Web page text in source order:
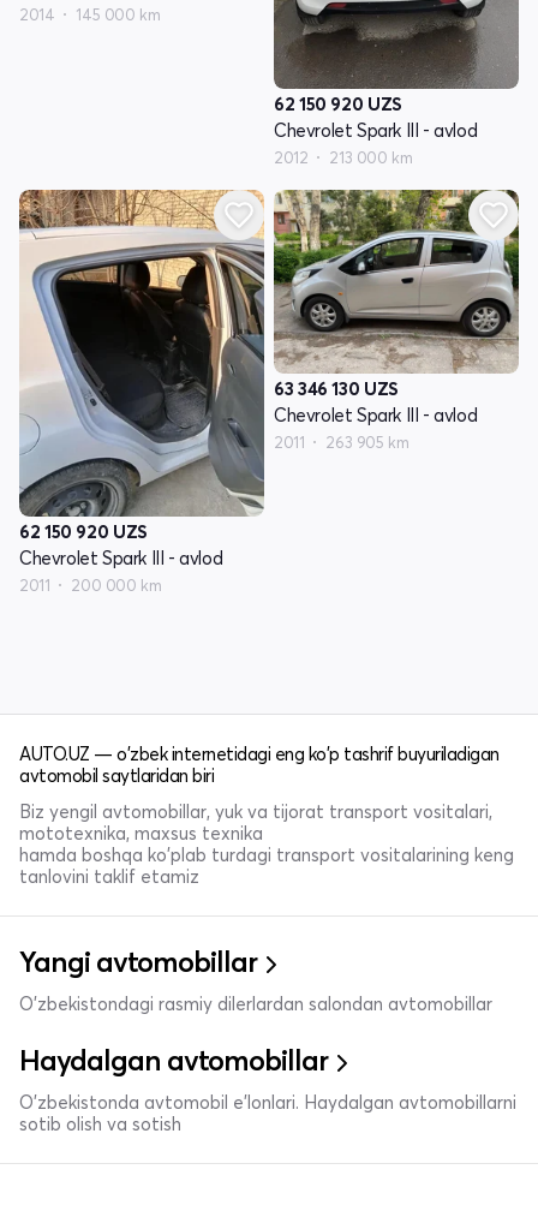
2014 145 000 km
62 150 920 UZS
Chevrolet Spark III - avlod
2012 213 000 km
62 150 920 UZS
Chevrolet Spark III - avlod
2011 200 000 km
63 346 130 UZS
Chevrolet Spark III - avlod
2011 263 905 km
AUTO.UZ — o'zbek internetidagi eng ko'p tashrif buyuriladigan
avtomobil saytlaridan biri
Biz yengil avtomobillar, yuk va tijorat transport vositalari,
mototexnika, maxsus texnika
hamda boshqa ko'plab turdagi transport vositalarining keng
tanlovini taklif etamiz
Yangi avtomobillar
O'zbekistondagi rasmiy dilerlardan salondan avtomobillar
Haydalgan avtomobillar
O'zbekistonda avtomobil e’lonlari. Haydalgan avtomobillarni
sotib olish va sotish